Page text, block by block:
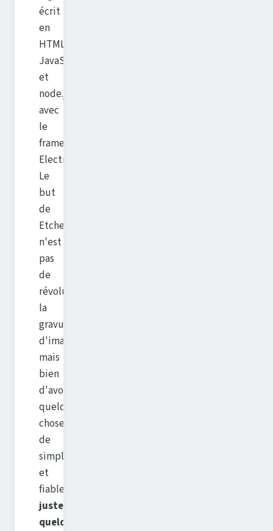
écrit
en
HTML,
JavaScript
et
node.js
avec
le
framework
Electron.
Le
but
de
Etcher
n'est
pas
de
révolutionner
la
gravure
d'images,
mais
bien
d'avoir
quelque
chose
de
simple
et
fiable,
juste
quelque